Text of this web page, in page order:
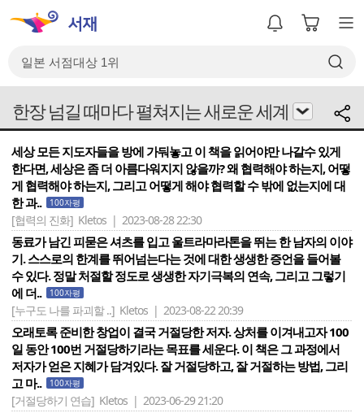
한장 넘길 때마다 펼쳐지는 새로운 세계
세상 모든 지도자들을 방에 가둬놓고 이 책을 읽어야만 나갈수 있게
한다면, 세상은 좀 더 아름다워지지 않을까? 왜 협력해야 하는지, 어떻
게 협력해야 하는지, 그리고 어떻게 해야 협력할 수 밖에 없는지에 대
한 과..
100자평
[협력의 진화] Kletos | 2023-08-28 22:30
동료가 남긴 피묻은 셔츠를 입고 울트라마라톤을 뛰는 한 남자의 이야
기. 스스로의 한계를 뛰어넘는다는 것에 대한 생생한 증언을 들어볼
수 있다. 정말 처절할 정도로 생생한 자기극복의 연속, 그리고 그렇기
에 더..
100자평
[누구도 나를 파괴할 ..] Kletos | 2023-08-22 20:39
오래토록 준비한 창업이 결국 거절당한 저자. 상처를 이겨내고자 100
일 동안 100번 거절당하기라는 목표를 세운다. 이 책은 그 과정에서
저자가 얻은 지혜가 담겨있다. 잘 거절당하고, 잘 거절하는 방법, 그리
고 마..
100자평
[거절당하기 연습] Kletos | 2023-06-29 21:20